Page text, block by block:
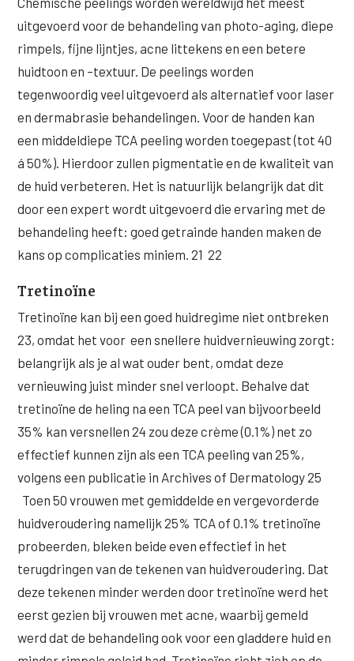
uitgevoerd voor de behandeling van photo-aging, diepe
rimpels, fijne lijntjes, acne littekens en een betere
huidtoon en –textuur. De peelings worden
tegenwoordig veel uitgevoerd als alternatief voor laser
en dermabrasie behandelingen. Voor de handen kan
een middeldiepe TCA peeling worden toegepast (tot 40
á 50%). Hierdoor zullen pigmentatie en de kwaliteit van
de huid verbeteren. Het is natuurlijk belangrijk dat dit
door een expert wordt uitgevoerd die ervaring met de
behandeling heeft: goed getrainde handen maken de
kans op complicaties miniem. 21 22
Tretinoïne
Tretinoïne kan bij een goed huidregime niet ontbreken
23, omdat het voor een snellere huidvernieuwing zorgt:
belangrijk als je al wat ouder bent, omdat deze
vernieuwing juist minder snel verloopt. Behalve dat
tretinoïne de heling na een TCA peel van bijvoorbeeld
35% kan versnellen 24 zou deze crème (0.1%) net zo
effectief kunnen zijn als een TCA peeling van 25%,
volgens een publicatie in Archives of Dermatology 25
Toen 50 vrouwen met gemiddelde en vergevorderde
huidveroudering namelijk 25% TCA of 0.1% tretinoïne
probeerden, bleken beide even effectief in het
terugdringen van de tekenen van huidveroudering. Dat
deze tekenen minder werden door tretinoïne werd het
eerst gezien bij vrouwen met acne, waarbij gemeld
werd dat de behandeling ook voor een gladdere huid en